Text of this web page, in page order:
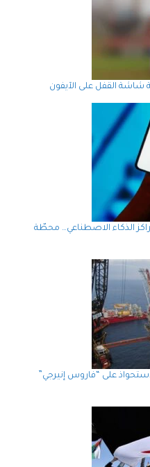
الذكاء الاصطناعي… محطّة
على “فاروس إنيرجي”